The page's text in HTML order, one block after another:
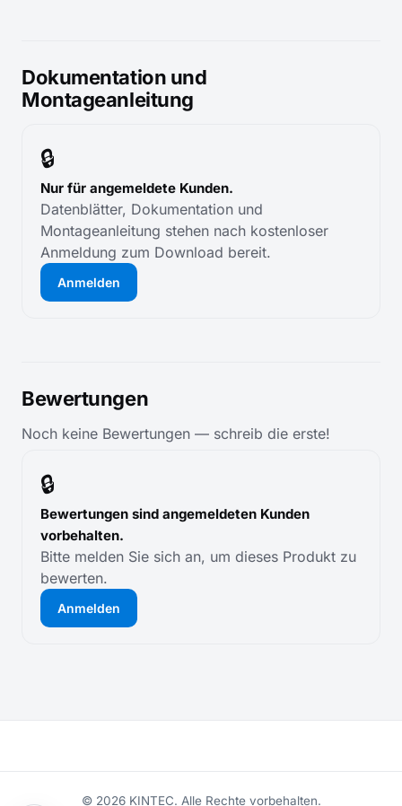
Dokumentation und
Montageanleitung
🔒
Nur für angemeldete Kunden.
Datenblätter, Dokumentation und
Montageanleitung stehen nach kostenloser
Anmeldung zum Download bereit.
Anmelden
Bewertungen
Noch keine Bewertungen — schreib die erste!
🔒
Bewertungen sind angemeldeten Kunden
vorbehalten.
Bitte melden Sie sich an, um dieses Produkt zu
bewerten.
Anmelden
© 2026 KINTEC. Alle Rechte vorbehalten.